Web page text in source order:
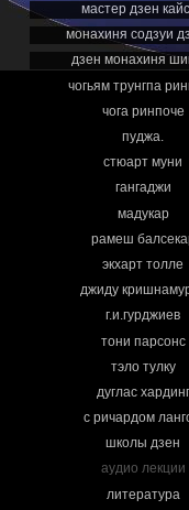
мастер дзен
монахиня содзуи
дзен монахиня
чогьям трунгпа
чога ринпоче
пуджа.
стюарт муни
гангаджи
мадукар
рамеш
экхарт толле
джиду
г.и.гурджиев
тони парсонс
тэло тулку
дуглас хардинг
с ричардом
школы дзен
аудио лекции
литература